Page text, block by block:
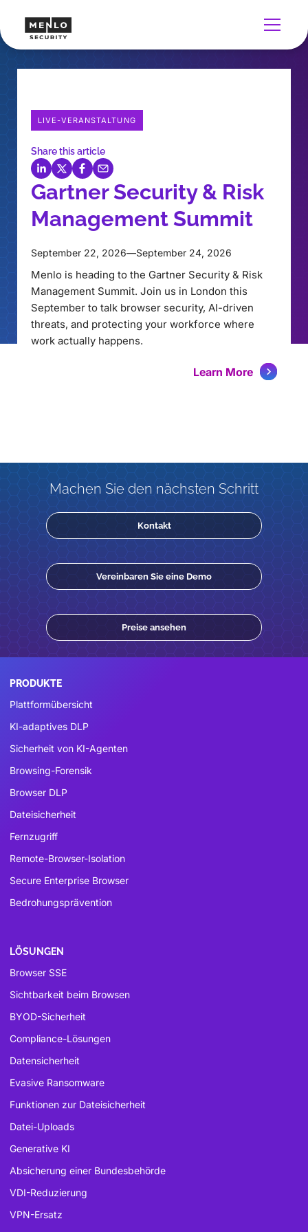
LIVE-VERANSTALTUNG
Share this article
Gartner Security & Risk
Management Summit
September 22, 2026—September 24, 2026
Menlo is heading to the Gartner Security & Risk
Management Summit. Join us in London this
September to talk browser security, AI-driven
threats, and protecting your workforce where
work actually happens.
Learn More
Machen Sie den nächsten Schritt
Kontakt
Vereinbaren Sie eine Demo
Preise ansehen
PRODUKTE
Plattformübersicht
KI-adaptives DLP
Sicherheit von KI-Agenten
Browsing-Forensik
Browser DLP
Dateisicherheit
Fernzugriff
Remote-Browser-Isolation
Secure Enterprise Browser
Bedrohungsprävention
LÖSUNGEN
Browser SSE
Sichtbarkeit beim Browsen
BYOD-Sicherheit
Compliance-Lösungen
Datensicherheit
Evasive Ransomware
Funktionen zur Dateisicherheit
Datei-Uploads
Generative KI
Absicherung einer Bundesbehörde
VDI-Reduzierung
VPN-Ersatz